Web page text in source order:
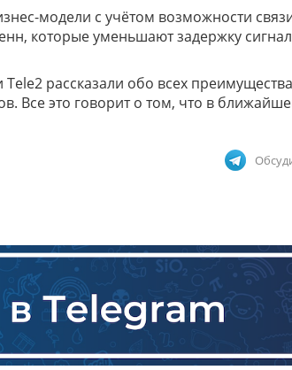
модели с учётом возможности
которые уменьшают задержку
рассказали обо всех
Все это говорит о том, что в